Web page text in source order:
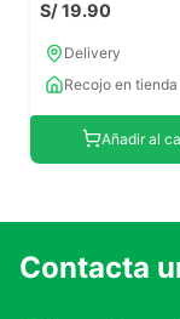
S/19.90
Delivery
Recojo en tienda
Añadir al
Contacta